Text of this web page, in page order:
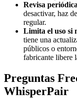
Revisa
desactivar, haz
regular.
Limita el uso si
tiene una
públicos o
fabricante libere
Preguntas
WhisperPair